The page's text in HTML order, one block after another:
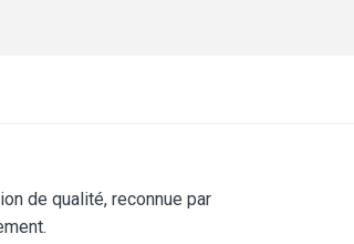
de qualité, reconnue par